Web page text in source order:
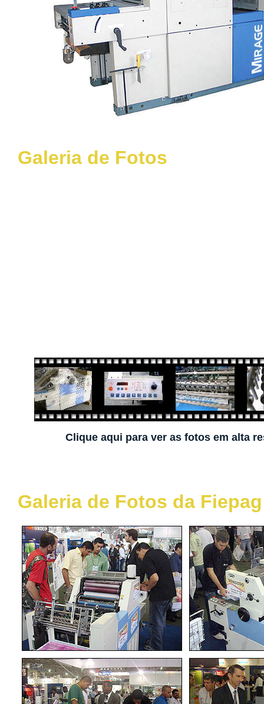
Galeria de Fotos
Clique aqui para ver as fotos em alta
Galeria de Fotos da Fiepag